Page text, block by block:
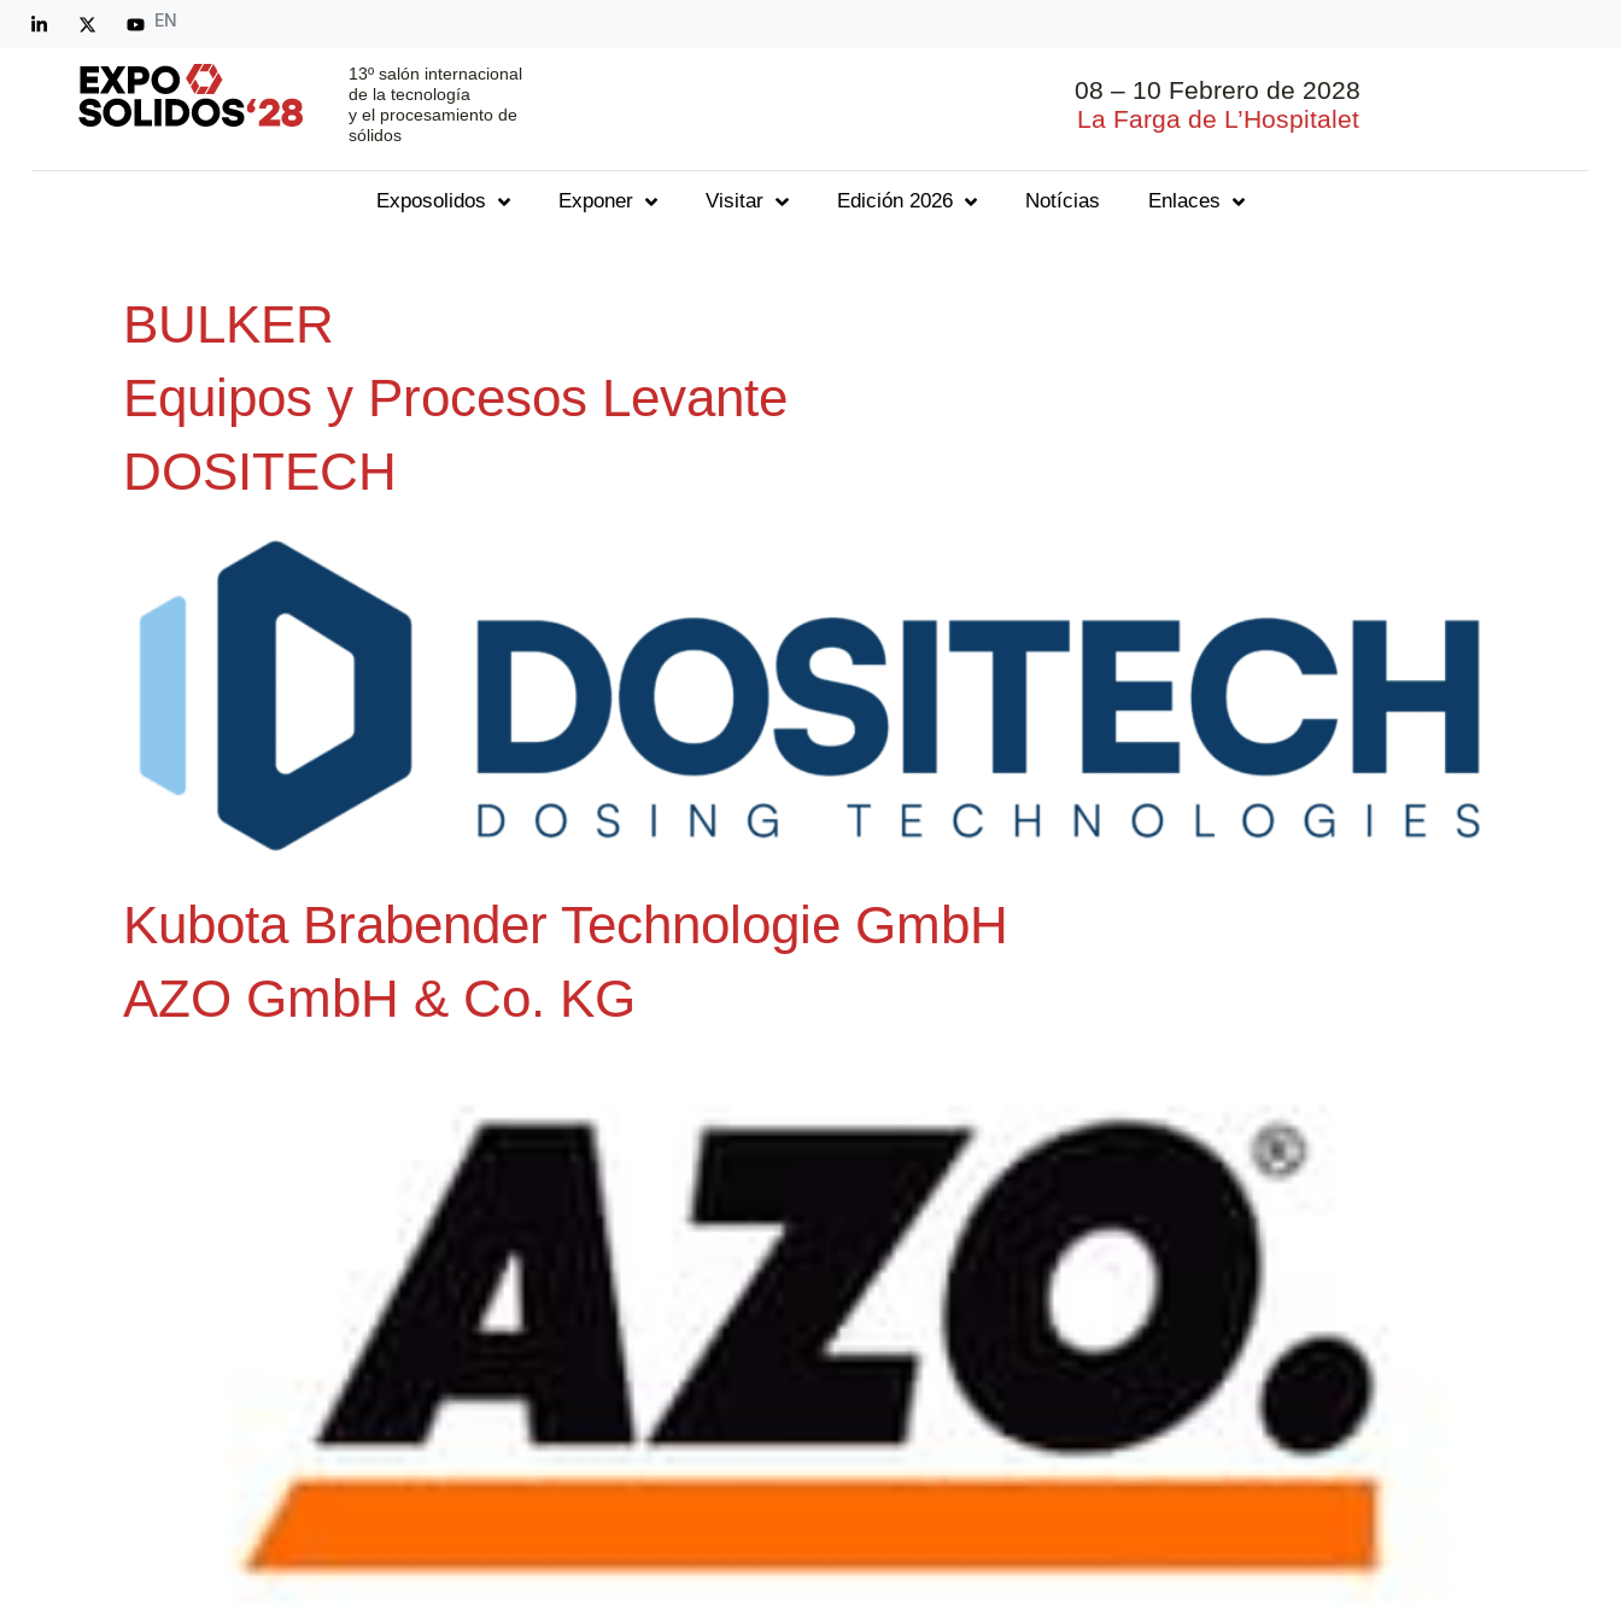
EN
13º salón internacional
de la tecnología
y el procesamiento de
sólidos
08 – 10 Febrero de 2028
La Farga de L’Hospitalet
Exposolidos Exponer Visitar Edición 2026 Notícias Enlaces
BULKER
Equipos y Procesos Levante
DOSITECH
Kubota Brabender Technologie GmbH
AZO GmbH & Co. KG